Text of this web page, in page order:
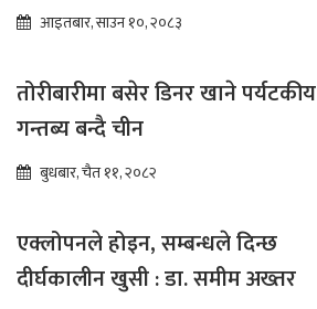
आइतबार, साउन १०, २०८३
तोरीबारीमा बसेर डिनर खाने पर्यटकीय
गन्तब्य बन्दै चीन
बुधबार, चैत ११, २०८२
एक्लोपनले होइन, सम्बन्धले दिन्छ
दीर्घकालीन खुसी : डा. समीम अख्तर